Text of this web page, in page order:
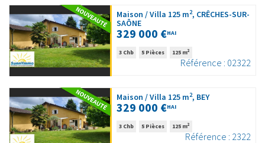
Maison / Villa 125 m2, CRÊCHES-SUR-
SAÔNE
329 000 €HAI
3 Chb 5 Pièces 125 m2
Référence : 02322
Maison / Villa 125 m2, BEY
329 000 €HAI
3 Chb 5 Pièces 125 m2
Référence : 2322